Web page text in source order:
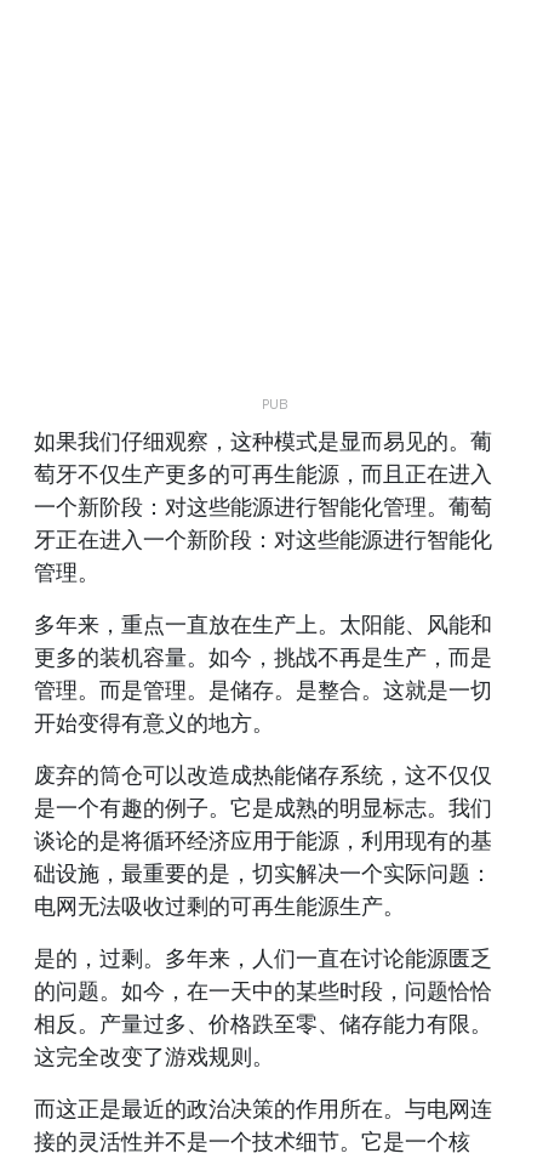
如果我们仔细观察，这种模式是显而易见的。葡
萄牙不仅生产更多的可再生能源，而且正在进入
一个新阶段：对这些能源进行智能化管理。葡萄
牙正在进入一个新阶段：对这些能源进行智能化
管理。
多年来，重点一直放在生产上。太阳能、风能和
更多的装机容量。如今，挑战不再是生产，而是
管理。而是管理。是储存。是整合。这就是一切
开始变得有意义的地方。
废弃的筒仓可以改造成热能储存系统，这不仅仅
是一个有趣的例子。它是成熟的明显标志。我们
谈论的是将循环经济应用于能源，利用现有的基
础设施，最重要的是，切实解决一个实际问题：
电网无法吸收过剩的可再生能源生产。
是的，过剩。多年来，人们一直在讨论能源匮乏
的问题。如今，在一天中的某些时段，问题恰恰
相反。产量过多、价格跌至零、储存能力有限。
这完全改变了游戏规则。
而这正是最近的政治决策的作用所在。与电网连
接的灵活性并不是一个技术细节。它是一个核